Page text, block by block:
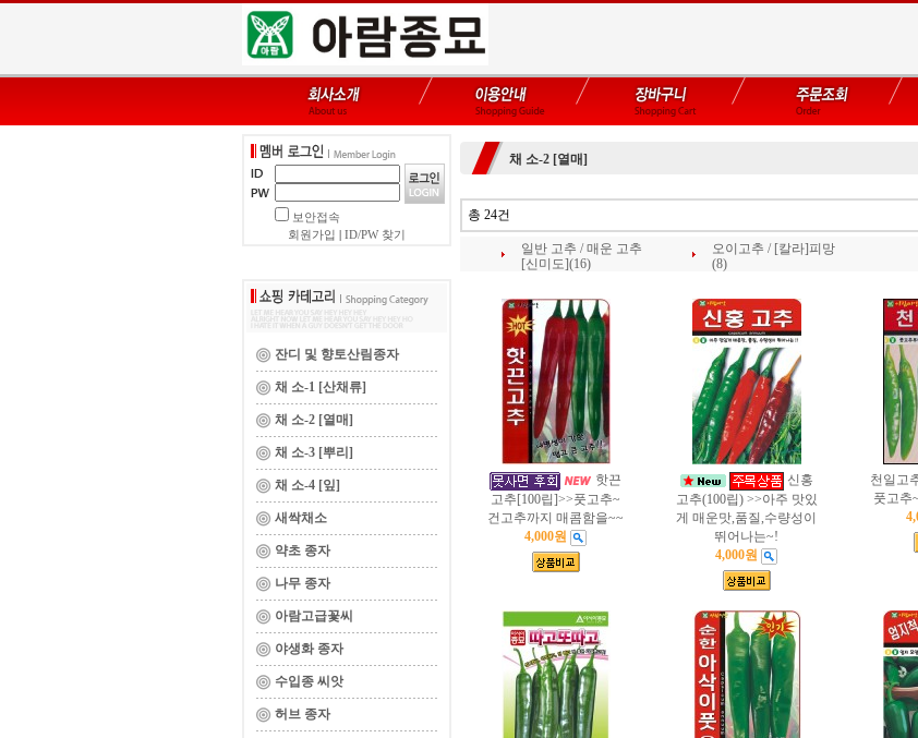
보안접속
회원가입
ID/PW 찾기
잔디 및 향토산림종자
채 소-1 [산채류]
채 소-2 [열매]
채 소-3 [뿌리]
채 소-4 [잎]
새싹채소
약초 종자
나무 종자
아람고급꽃씨
야생화 종자
수입종 씨앗
허브 종자
채 소-2 [열매]
총 24건
일반 고추 / 매운 고추
[신미도](16)
오이고추 / [칼라]피망
(8)
핫끈
고추[100립]>>풋고추~
건고추까지 매콤함을~~
4,000원
신홍
고추(100립) >>아주 맛있
게 매운맛,품질,수량성이
뛰어나는~!
4,000원
천일고
풋고추